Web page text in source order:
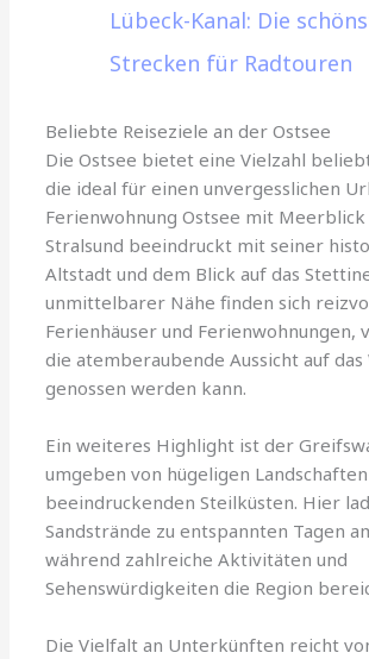
Lübeck-Kanal: Die
Strecken für Radtouren
Beliebte Reiseziele an der Ostsee
Die Ostsee bietet eine Vielzahl
die ideal für einen unvergesslichen
Ferienwohnung Ostsee mit Meerblick
Stralsund beeindruckt mit seiner
Altstadt und dem Blick auf das
unmittelbarer Nähe finden sich
Ferienhäuser und Ferienwohnungen,
die atemberaubende Aussicht auf das
genossen werden kann.
Ein weiteres Highlight ist der
umgeben von hügeligen
beeindruckenden Steilküsten. Hier
Sandstrände zu entspannten Tagen
während zahlreiche Aktivitäten und
Sehenswürdigkeiten die Region
Die Vielfalt an Unterkünften reicht